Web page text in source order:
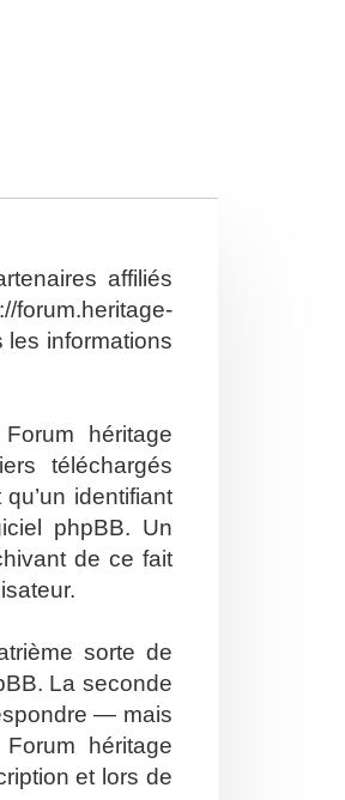
affiliés
les informations
héritage
téléchargés
identifiant
phpBB. Un
de ce fait
sorte de
La seconde
— mais
héritage
et lors de